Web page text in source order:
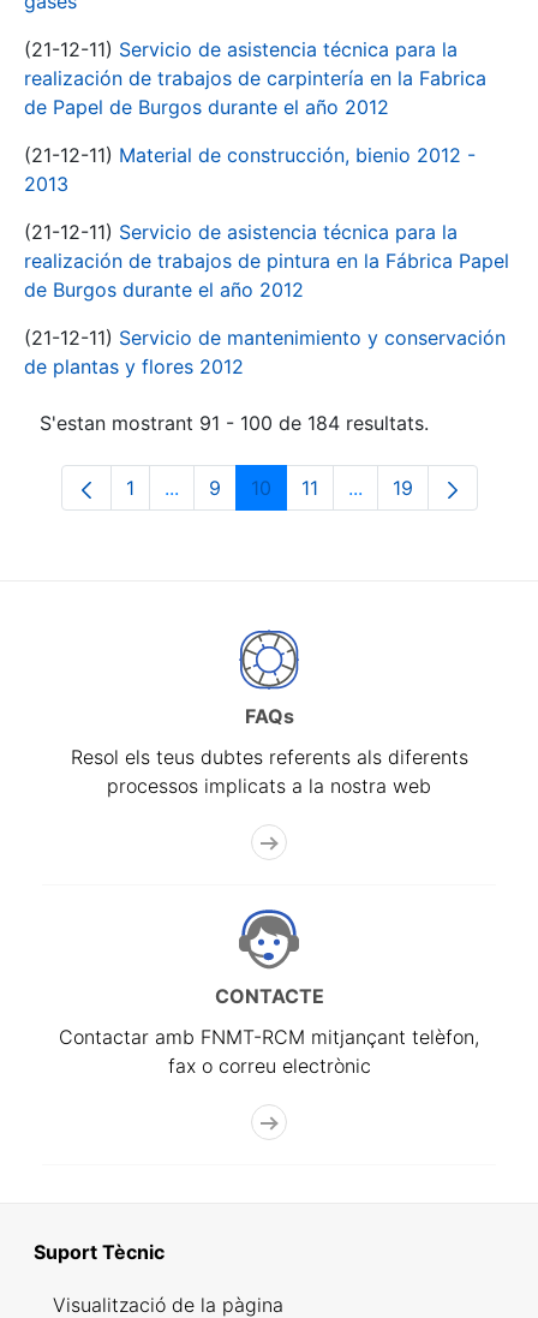
(21-12-11) Servicio de asistencia técnica para la
realización de trabajos de carpintería en la Fabrica
de Papel de Burgos durante el año 2012
(21-12-11) Material de construcción, bienio 2012 -
2013
(21-12-11) Servicio de asistencia técnica para la
realización de trabajos de pintura en la Fábrica Papel
de Burgos durante el año 2012
(21-12-11) Servicio de mantenimiento y conservación
de plantas y flores 2012
S'estan mostrant 91 - 100 de 184 resultats.
Pàgina
1 ...Pàgines intermèdies Utilitzeu TAB per
Pàgina
9 Pàgina
10 Pàgina
11 ...PàginesPàgina
19
FAQs
Resol els teus dubtes referents als diferents
processos implicats a la nostra web
CONTACTE
Contactar amb FNMT-RCM mitjançant telèfon,
fax o correu electrònic
Suport Tècnic
Visualització de la pàgina